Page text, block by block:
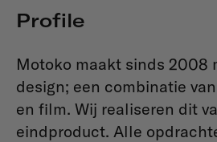
Profile
Motoko maakt sinds 2008
design; een combinatie
en film. Wij realiseren dit
eindproduct. Alle